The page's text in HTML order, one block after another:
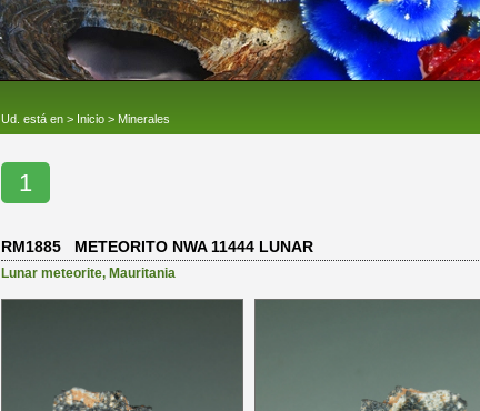
Ud. está en > Inicio > Minerales
1
RM1885 METEORITO NWA 11444 LUNAR
Lunar meteorite, Mauritania